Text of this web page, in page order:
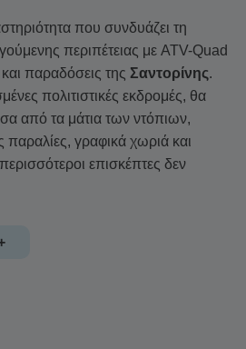
που συνδυάζει τη
περιπέτειας με ATV-Quad
παραδόσεις της Σαντορίνης.
πολιτιστικές εκδρομές, θα
από τα μάτια των ντόπιων,
γραφικά χωριά και
επισκέπτες δεν
ιστορίες και γνώσεις,